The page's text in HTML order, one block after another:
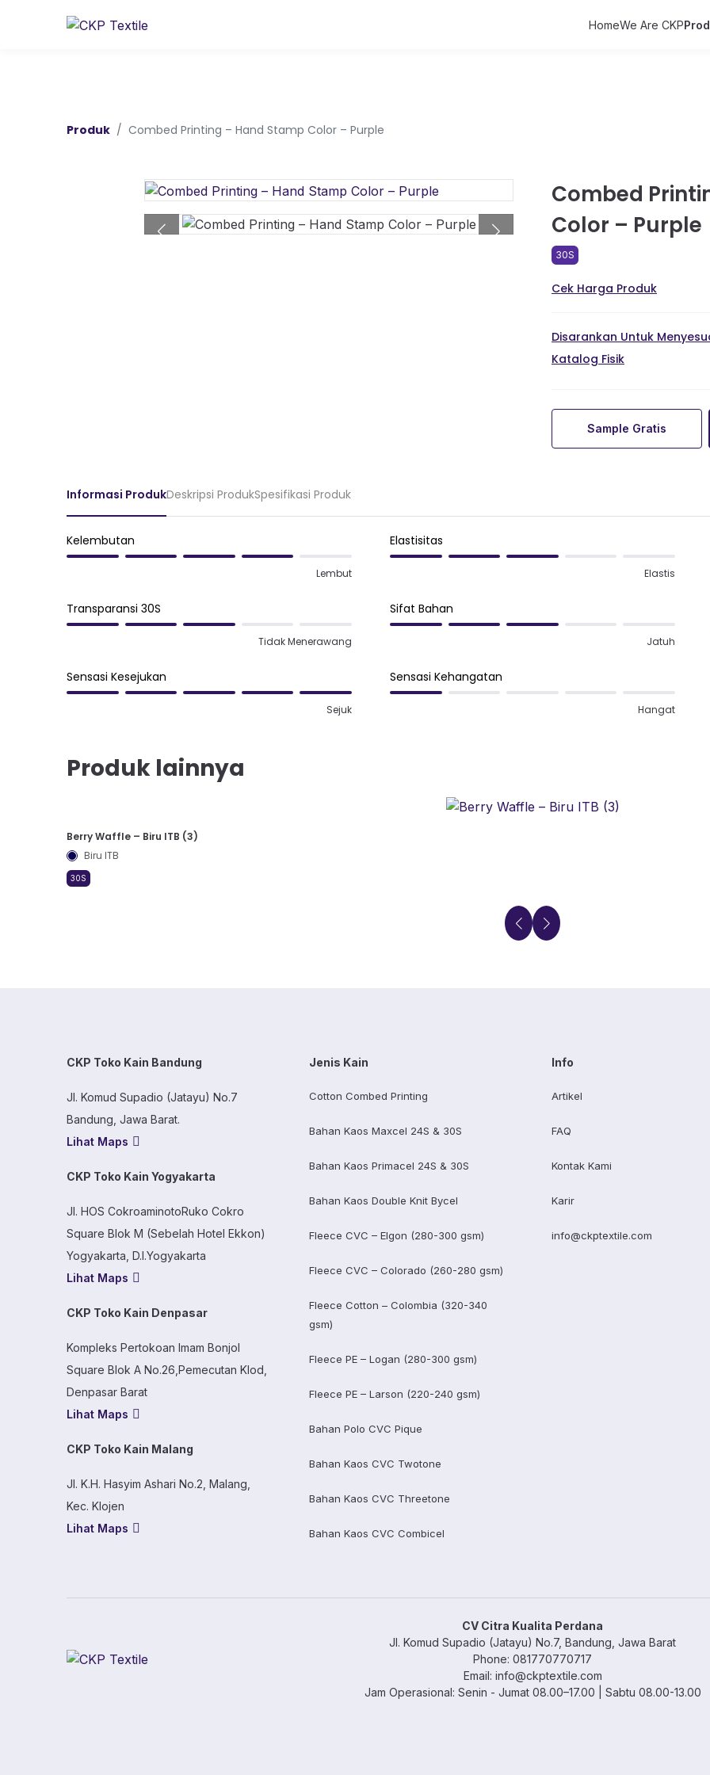
HomeWe Are CKP
Produk Combed Printing – Hand Stamp Color – Purple
Combed
Color – Purple
30S
Cek Harga Produk
Disarankan Untuk
Katalog Fisik
Sample Gratis
Informasi ProdukDeskripsi ProdukSpesifikasi Produk
Kelembutan
Lembut
Elastisitas
Elastis
Transparansi 30S
Tidak Menerawang
Sifat Bahan
Jatuh
Sensasi Kesejukan
Sejuk
Sensasi Kehangatan
Hangat
Produk lainnya
Berry Waffle – Biru ITB (3)
Biru ITB
30S
CKP Toko Kain Bandung
Jl. Komud Supadio (Jatayu) No.7
Bandung, Jawa Barat.
Lihat Maps
CKP Toko Kain Yogyakarta
Jl. HOS CokroaminotoRuko Cokro
Square Blok M (Sebelah Hotel Ekkon)
Yogyakarta, D.I.Yogyakarta
Lihat Maps
CKP Toko Kain Denpasar
Kompleks Pertokoan Imam Bonjol
Square Blok A No.26,Pemecutan Klod,
Denpasar Barat
Lihat Maps
CKP Toko Kain Malang
Jl. K.H. Hasyim Ashari No.2, Malang,
Kec. Klojen
Lihat Maps
Jenis Kain
Cotton Combed Printing
Bahan Kaos Maxcel 24S & 30S
Bahan Kaos Primacel 24S & 30S
Bahan Kaos Double Knit Bycel
Fleece CVC – Elgon (280-300 gsm)
Fleece CVC – Colorado (260-280 gsm)
Fleece Cotton – Colombia (320-340
gsm)
Fleece PE – Logan (280-300 gsm)
Fleece PE – Larson (220-240 gsm)
Bahan Polo CVC Pique
Bahan Kaos CVC Twotone
Bahan Kaos CVC Threetone
Bahan Kaos CVC Combicel
Info
Artikel
FAQ
Kontak Kami
Karir
info@ckptextile.com
CV Citra Kualita Perdana
Jl. Komud Supadio (Jatayu) No.7, Bandung, Jawa Barat
Phone: 081770770717
Email: info@ckptextile.com
Jam Operasional: Senin - Jumat 08.00–17.00 | Sabtu 08.00-13.00